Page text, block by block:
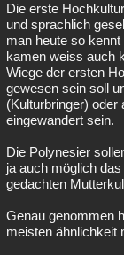
Die erste
und sprachlich
man heute so
kamen weiss auch
Wiege der ersten
gewesen sein soll
(Kulturbringer)
eingewandert sein.
Die Polynesier
ja auch möglich
gedachten
Genau genommen
meisten ähnlichkeit